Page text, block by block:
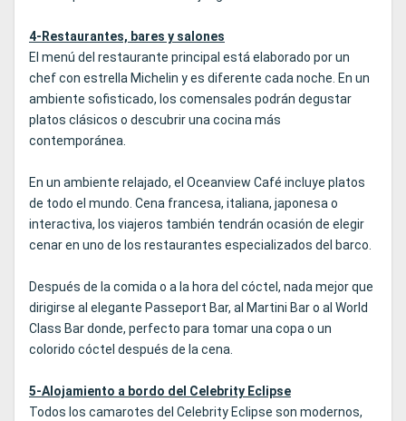
4-Restaurantes, bares y salones
El menú del restaurante principal está elaborado por un
chef con estrella Michelin y es diferente cada noche. En un
ambiente sofisticado, los comensales podrán degustar
platos clásicos o descubrir una cocina más
contemporánea.
En un ambiente relajado, el Oceanview Café incluye platos
de todo el mundo. Cena francesa, italiana, japonesa o
interactiva, los viajeros también tendrán ocasión de elegir
cenar en uno de los restaurantes especializados del barco.
Después de la comida o a la hora del cóctel, nada mejor que
dirigirse al elegante Passeport Bar, al Martini Bar o al World
Class Bar donde, perfecto para tomar una copa o un
colorido cóctel después de la cena.
5-Alojamiento a bordo del Celebrity Eclipse
Todos los camarotes del Celebrity Eclipse son modernos,